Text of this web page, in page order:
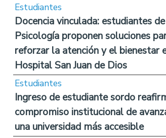
Estudiantes
Docencia vinculada: estudiantes de
Psicología proponen soluciones
reforzar la atención y el bienestar
Hospital San Juan de Dios
Estudiantes
Ingreso de estudiante sordo
compromiso institucional de
una universidad más accesible